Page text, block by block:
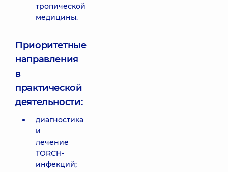
тропической
медицины.
Приоритетные
направления
в
практической
деятельности:
диагностика
и
лечение
TORCH-
инфекций;